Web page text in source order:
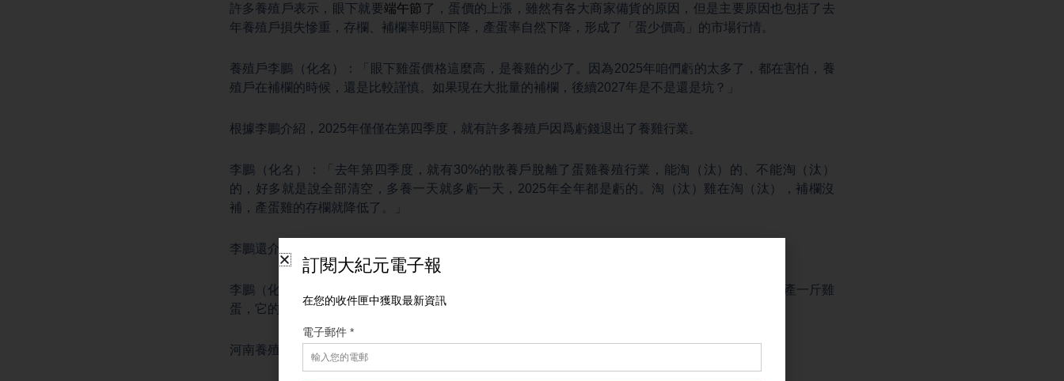
許多養殖戶表示，眼下就要端午節 了，蛋價的上漲，雖然有各大商家備貨的原因，但是主要原因也包括了去
年養殖戶損失慘重，存欄、補欄率明顯下降，產蛋率自然下降，形成了「蛋少價高」的市場行情。
養殖戶李鵬（化名）：「眼下雞蛋價格這麼高，是養雞的少了。因為2025年咱們虧的太多了，都在害怕，養
殖戶在補欄的時候，還是比較謹慎。如果現在大批量的補欄，後續2027年是不是還是坑？」
根據李鵬介紹，2025年僅僅在第四季度，就有許多養殖戶因爲虧錢退出了養雞行業。
李鵬（化名）：「去年第四季度，就有30%的散養戶脫離了蛋雞養殖行業，能淘（汰）的、不能淘（汰）
的，好多就是說全部清空，多養一天就多虧一天，2025年全年都是虧的。淘（汰）雞在淘（汰），補欄沒
補，產蛋雞的存欄就降低了。」
李鵬還介紹，飼料等成本上漲，也是漲價的一個原因。
李鵬（化名）：「最近一段時間，玉米和豆粕的價格一直是處在一個高價。就眼下而言，養蛋雞，產一斤雞
蛋，它的成本價是在3塊5到3塊7之間。」
河南養殖戶徐豔（化名）也表示，眼下雞蛋價格是漲得快、落得慢，主要問題還是在於產能少。